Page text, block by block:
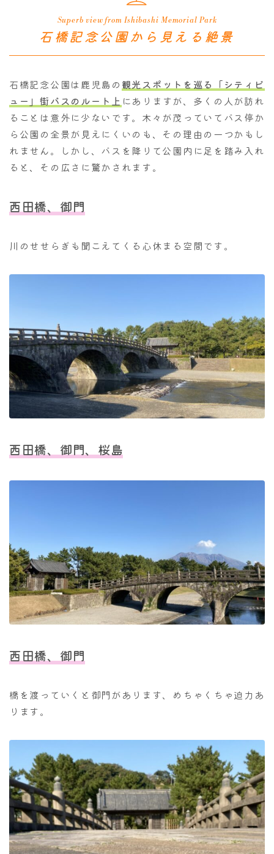
Superb view from Ishibashi Memorial Park
石橋記念公園から見える絶景
石橋記念公園は鹿児島の 観光スポットを巡る「シティビ
ュー」街バスのルート上 にありますが、多くの人が訪れ
ることは意外に少ないです。木々が茂っていてバス停か
ら公園の全景が見えにくいのも、その理由の一つかもし
れません。しかし、バスを降りて公園内に足を踏み入れ
ると、その広さに驚かされます。
西田橋、御門
川のせせらぎも聞こえてくる心休まる空間です。
西田橋、御門、桜島
西田橋、御門
橋を渡っていくと御門があります、めちゃくちゃ迫力あ
ります。